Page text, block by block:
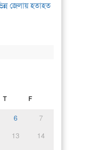
জেলায় হতাহত
T F
6
7
13
14